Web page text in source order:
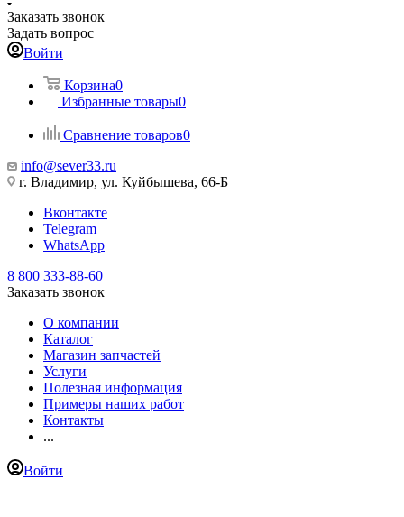
Заказать звонок
Задать вопрос
Войти
Корзина0
Избранные товары0
Сравнение товаров0
info@sever33.ru
г. Владимир, ул. Куйбышева, 66-Б
Вконтакте
Telegram
WhatsApp
8 800 333-88-60
Заказать звонок
О компании
Каталог
Магазин запчастей
Услуги
Полезная информация
Примеры наших работ
Контакты
...
Войти